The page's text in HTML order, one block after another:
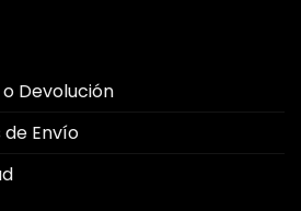
Devolución
Envío